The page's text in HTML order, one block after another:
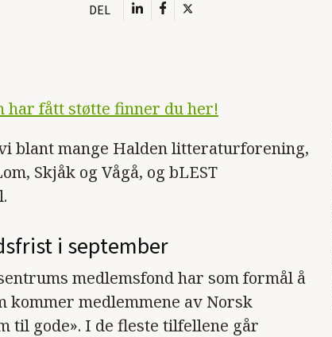
DEL
har fått støtte finner du her!
blant mange Halden litteraturforening,
Skjåk og Vågå, og bLEST
i september
medlemsfond har som formål å
kommer medlemmene av Norsk
til gode». I de fleste tilfellene går